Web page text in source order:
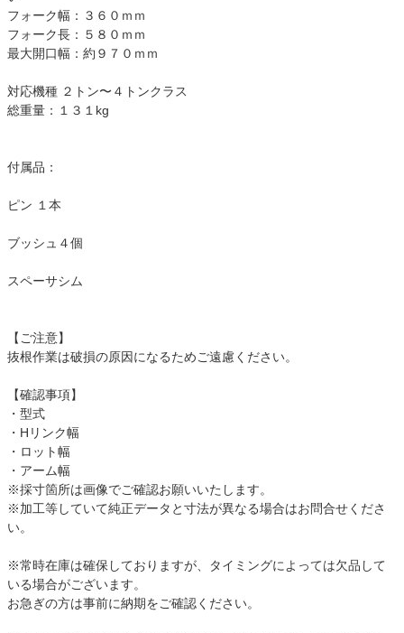
フォーク幅：３６０ｍｍ
フォーク長：５８０ｍｍ
最大開口幅：約９７０ｍｍ
対応機種 ２トン〜４トンクラス
総重量：１３１kg
付属品：
ピン １本
ブッシュ４個
スペーサシム
【ご注意】
抜根作業は破損の原因になるためご遠慮ください。
【確認事項】
・型式
・Hリンク幅
・ロット幅
・アーム幅
※採寸箇所は画像でご確認お願いいたします。
※加工等していて純正データと寸法が異なる場合はお問合せくださ
い。
※常時在庫は確保しておりますが、タイミングによっては欠品して
いる場合がございます。
お急ぎの方は事前に納期をご確認ください。